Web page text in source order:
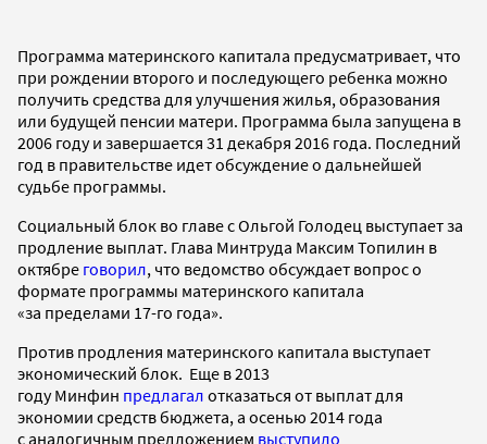
Программа материнского капитала предусматривает, что
при рождении второго и последующего ребенка можно
получить средства для улучшения жилья, образования
или будущей пенсии матери. Программа была запущена в
2006 году и завершается 31 декабря 2016 года. Последний
год в правительстве идет обсуждение о дальнейшей
судьбе программы.
Социальный блок во главе с Ольгой Голодец выступает за
продление выплат. Глава Минтруда Максим Топилин в
октябре говорил, что ведомство обсуждает вопрос о
формате программы материнского капитала
«за пределами 17-го года».
Против продления материнского капитала выступает
экономический блок. Еще в 2013
году Минфин предлагал отказаться от выплат для
экономии средств бюджета, а осенью 2014 года
с аналогичным предложением выступило